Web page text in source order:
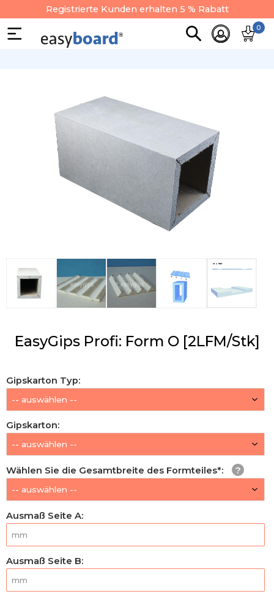
Registrierte Kunden erhalten 5 % Rabatt
0
EasyGips Profi: Form O [2LFM/Stk]
Gipskarton Typ:
Gipskarton:
Wählen Sie die Gesamtbreite des Formteiles*:
Ausmaß Seite A:
Ausmaß Seite B: